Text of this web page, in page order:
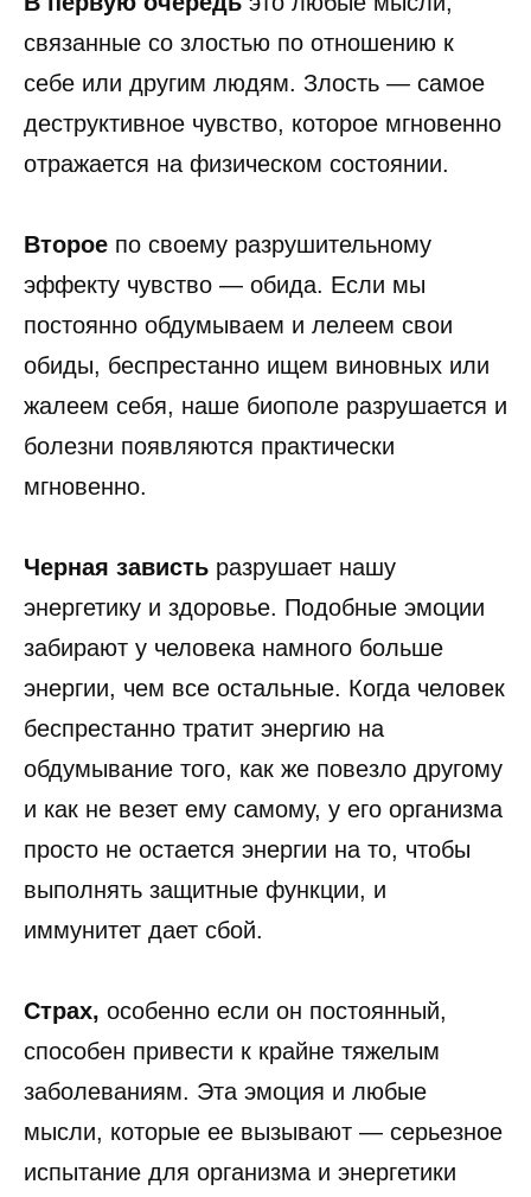
связанные со злостью по отношению к
себе или другим людям. Злость — самое
деструктивное чувство, которое мгновенно
отражается на физическом состоянии.
Второе по своему разрушительному
эффекту чувство — обида. Если мы
постоянно обдумываем и лелеем свои
обиды, беспрестанно ищем виновных или
жалеем себя, наше биополе разрушается и
болезни появляются практически
мгновенно.
Черная зависть разрушает нашу
энергетику и здоровье. Подобные эмоции
забирают у человека намного больше
энергии, чем все остальные. Когда человек
беспрестанно тратит энергию на
обдумывание того, как же повезло другому
и как не везет ему самому, у его организма
просто не остается энергии на то, чтобы
выполнять защитные функции, и
иммунитет дает сбой.
Страх, особенно если он постоянный,
способен привести к крайне тяжелым
заболеваниям. Эта эмоция и любые
мысли, которые ее вызывают — серьезное
испытание для организма и энергетики